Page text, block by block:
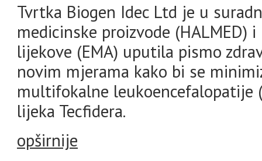
Tvrtka Biogen Idec Ltd je u
medicinske proizvode (HALMED)
lijekove (EMA) uputila pismo
novim mjerama kako bi se
multifokalne leukoencefalopatije
lijeka Tecfidera.
opširnije